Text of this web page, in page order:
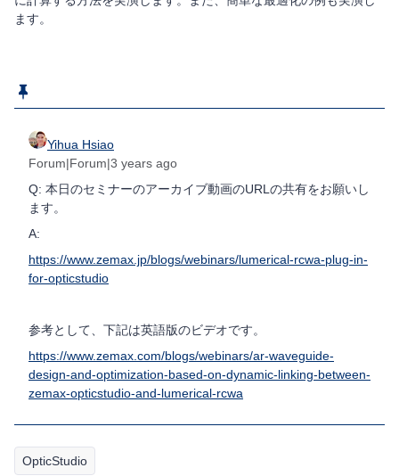
ます。
Yihua Hsiao
Forum|Forum|3 years ago
Q: 本日のセミナーのアーカイブ動画のURLの共有をお願いし
ます。
A:
https://www.zemax.jp/blogs/webinars/lumerical-rcwa-plug-in-
for-opticstudio
参考として、下記は英語版のビデオです。
https://www.zemax.com/blogs/webinars/ar-waveguide-
design-and-optimization-based-on-dynamic-linking-between-
zemax-opticstudio-and-lumerical-rcwa
OpticStudio